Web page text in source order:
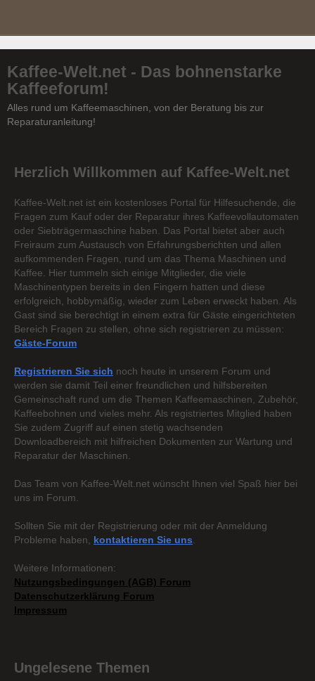
Kaffee-Welt.net - Das bohnenstarke
Kaffeeforum!
Alles rund um Kaffeemaschinen, von der Beratung bis zur
Reparaturanleitung!
Herzlich Willkommen auf Kaffee-Welt.net
Kaffee-Welt.net ist ein kostenloses Portal für Hilfesuchende, die
Fragen zum Kauf oder der Reparatur ihres Kaffeevollautomaten
oder Siebträgermaschine haben. Das Portal bietet aber auch
Freiraum zum Austausch von Erfahrungsberichten und allen
aufkommenden Fragen, rund um das Thema Maschinen und
Kaffee. Hier tummeln sich einige Mitglieder, die viele
Maschinentypen bereits in den Fingern hatten und diese
erfolgreich, hobbymäßig, wieder zum Leben erweckt haben. Als
Gast sind sie berechtigt in einem extra für Gäste eingerichteten
Bereich Fragen zu stellen, ohne sich registrieren zu müssen:
Gäste-Forum
Registrieren Sie sich noch heute in unserem Forum und
werden sie damit Teil einer freundlichen und hilfsbereiten
Gemeinschaft rund um die Themen Kaffeemaschinen, Zubehör,
Kaffeebohnen und vieles mehr. Als registriertes Mitglied haben
Sie zudem Zugriff auf einen stetig wachsenden
Downloadbereich mit hilfreichen Dokumenten zur Wartung und
Reparatur der Maschinen.
Das Team von Kaffee-Welt.net wünscht Ihnen viel Spaß hier bei
uns im Forum.
Sollten Sie mit der Registrierung oder mit der Anmeldung
Probleme haben, kontaktieren Sie uns
Weitere Informationen:
Nutzungsbedingungen (AGB) Forum
Datenschutzerklärung Forum
Impressum
Ungelesene Themen